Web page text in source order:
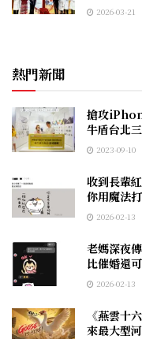
2026-03-21
熱門新聞
搶攻
牛盾台北
2023-09-10
收到長輩
你用魔法
2026-02-13
老媽深夜
比催婚還可
2026-02-13
《燕雲十
來最大型